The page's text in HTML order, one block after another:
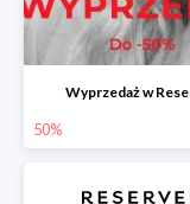
Wyprzedaż w
50%